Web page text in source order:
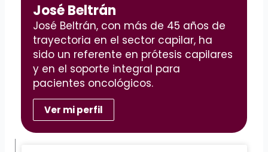
José Beltrán
José Beltrán, con más de 45 años de
trayectoria en el sector capilar, ha
sido un referente en prótesis capilares
y en el soporte integral para
pacientes oncológicos.
Ver mi perfil